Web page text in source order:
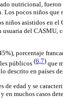
nutricional, fueron
Los pocos niños
niños asistidos en el
del CASMU,
porcentaje
públicos (6 7) que
descrito en países
de edad y se
en muchos casos